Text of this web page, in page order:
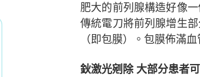
肥大的前列腺構造好像
傳統電刀將前列腺增生
（即包膜）。包膜佈滿
鈥激光剜除 大部分患者